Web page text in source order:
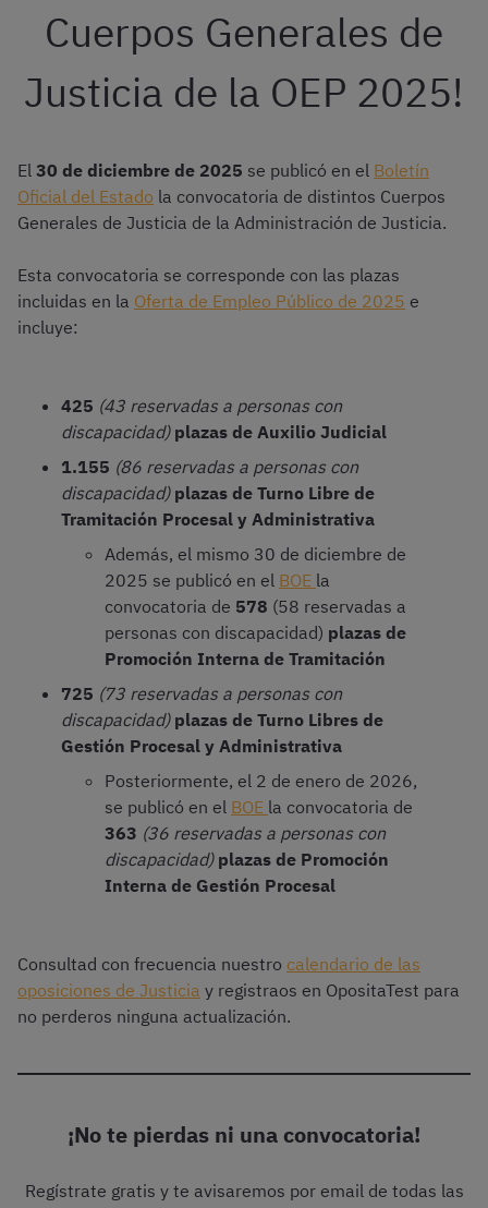
Cuerpos Generales de
Justicia de la OEP 2025!
El 30 de diciembre de 2025 se publicó en el Boletín
Oficial del Estado la convocatoria de distintos Cuerpos
Generales de Justicia de la Administración de Justicia.
Esta convocatoria se corresponde con las plazas
incluidas en la Oferta de Empleo Público de 2025 e
incluye:
425 (43 reservadas a personas con
discapacidad) plazas de Auxilio Judicial
1.155 (86 reservadas a personas con
discapacidad) plazas de Turno Libre de
Tramitación Procesal y Administrativa
Además, el mismo 30 de diciembre de
2025 se publicó en el BOE la
convocatoria de 578 (58 reservadas a
personas con discapacidad) plazas de
Promoción Interna de Tramitación
725 (73 reservadas a personas con
discapacidad) plazas de Turno Libres de
Gestión Procesal y Administrativa
Posteriormente, el 2 de enero de 2026,
se publicó en el BOE la convocatoria de
363 (36 reservadas a personas con
discapacidad) plazas de Promoción
Interna de Gestión Procesal
Consultad con frecuencia nuestro calendario de las
oposiciones de Justicia y registraos en OpositaTest para
no perderos ninguna actualización.
¡No te pierdas ni una convocatoria!
Regístrate gratis y te avisaremos por email de todas las